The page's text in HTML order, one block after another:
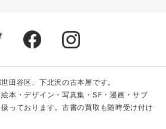
田谷区、下北沢の古本屋です。
本・デザイン・写真集・SF・漫画・サブ
っております。古書の買取も随時受け付け